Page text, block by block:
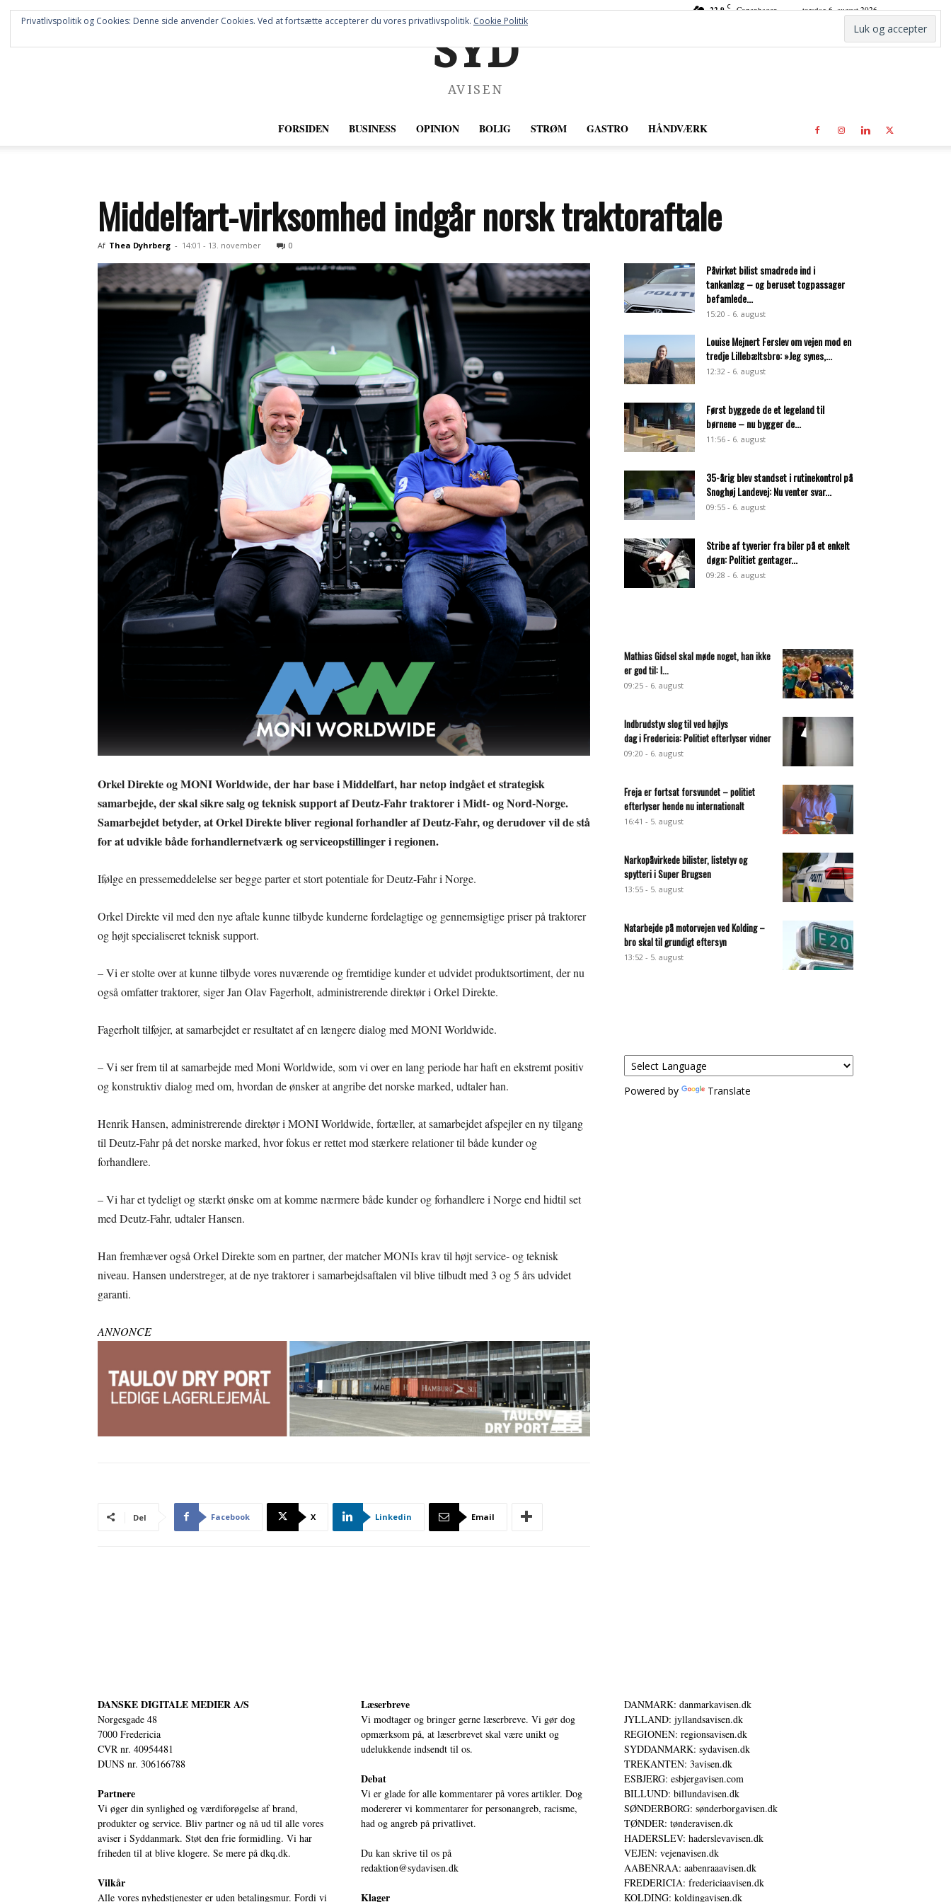
22.9 C Copenhagen torsdag 6. august 2026
SYD
AVISEN
FORSIDEN BUSINESS OPINION BOLIG STRØM GASTRO HÅNDVÆRK
Middelfart-virksomhed indgår norsk traktoraftale
Af Thea Dyhrberg - 14:01 - 13. november 0
Orkel Direkte og MONI Worldwide, der har base i Middelfart, har netop indgået et strategisk
samarbejde, der skal sikre salg og teknisk support af Deutz-Fahr traktorer i Midt- og Nord-Norge.
Samarbejdet betyder, at Orkel Direkte bliver regional forhandler af Deutz-Fahr, og derudover vil de stå
for at udvikle både forhandlernetværk og serviceopstillinger i regionen.
Ifølge en pressemeddelelse ser begge parter et stort potentiale for Deutz-Fahr i Norge.
Orkel Direkte vil med den nye aftale kunne tilbyde kunderne fordelagtige og gennemsigtige priser på traktorer
og højt specialiseret teknisk support.
– Vi er stolte over at kunne tilbyde vores nuværende og fremtidige kunder et udvidet produktsortiment, der nu
også omfatter traktorer, siger Jan Olav Fagerholt, administrerende direktør i Orkel Direkte.
Fagerholt tilføjer, at samarbejdet er resultatet af en længere dialog med MONI Worldwide.
– Vi ser frem til at samarbejde med Moni Worldwide, som vi over en lang periode har haft en ekstremt positiv
og konstruktiv dialog med om, hvordan de ønsker at angribe det norske marked, udtaler han.
Henrik Hansen, administrerende direktør i MONI Worldwide, fortæller, at samarbejdet afspejler en ny tilgang
til Deutz-Fahr på det norske marked, hvor fokus er rettet mod stærkere relationer til både kunder og
forhandlere.
– Vi har et tydeligt og stærkt ønske om at komme nærmere både kunder og forhandlere i Norge end hidtil set
med Deutz-Fahr, udtaler Hansen.
Han fremhæver også Orkel Direkte som en partner, der matcher MONIs krav til højt service- og teknisk
niveau. Hansen understreger, at de nye traktorer i samarbejdsaftalen vil blive tilbudt med 3 og 5 års udvidet
garanti.
ANNONCE
Del Facebook X Linkedin Email
Påvirket bilist smadrede ind i
tankanlæg – og beruset togpassager
befamlede...
15:20 - 6. august
Louise Mejnert Ferslev om vejen mod en
tredje Lillebæltsbro: »Jeg synes,...
12:32 - 6. august
Først byggede de et legeland til
børnene – nu bygger de...
11:56 - 6. august
35-årig blev standset i rutinekontrol på
Snoghøj Landevej: Nu venter svar...
09:55 - 6. august
Stribe af tyverier fra biler på et enkelt
døgn: Politiet gentager...
09:28 - 6. august
Mathias Gidsel skal møde noget, han ikke
er god til: I...
09:25 - 6. august
Indbrudstyv slog til ved højlys
dag i Fredericia: Politiet efterlyser vidner
09:20 - 6. august
Freja er fortsat forsvundet – politiet
efterlyser hende nu internationalt
16:41 - 5. august
Narkopåvirkede bilister, listetyv og
spytteri i Super Brugsen
13:55 - 5. august
Natarbejde på motorvejen ved Kolding –
bro skal til grundigt eftersyn
13:52 - 5. august
Powered by Translate
DANSKE DIGITALE MEDIER A/S
Norgesgade 48
7000 Fredericia
CVR nr. 40954481
DUNS nr. 306166788
Partnere
Vi øger din synlighed og værdiforøgelse af brand,
produkter og service. Bliv partner og nå ud til alle vores
aviser i Syddanmark. Støt den frie formidling. Vi har
friheden til at blive klogere. Se mere på dkq.dk.
Vilkår
Alle vores nyhedstjenester er uden betalingsmur. Fordi vi
Læserbreve
Vi modtager og bringer gerne læserbreve. Vi gør dog
opmærksom på, at læserbrevet skal være unikt og
udelukkende indsendt til os.
Debat
Vi er glade for alle kommentarer på vores artikler. Dog
modererer vi kommentarer for personangreb, racisme,
had og angreb på privatlivet.
Du kan skrive til os på
redaktion@sydavisen.dk
Klager
DANMARK: danmarkavisen.dk
JYLLAND: jyllandsavisen.dk
REGIONEN: regionsavisen.dk
SYDDANMARK: sydavisen.dk
TREKANTEN: 3avisen.dk
ESBJERG: esbjergavisen.com
BILLUND: billundavisen.dk
SØNDERBORG: sønderborgavisen.dk
TØNDER: tønderavisen.dk
HADERSLEV: haderslevavisen.dk
VEJEN: vejenavisen.dk
AABENRAA: aabenraaavisen.dk
FREDERICIA: fredericiaavisen.dk
KOLDING: koldingavisen.dk
Privatlivspolitik og Cookies: Denne side anvender Cookies. Ved at fortsætte accepterer du vores privatlivspolitik. Cookie Politik